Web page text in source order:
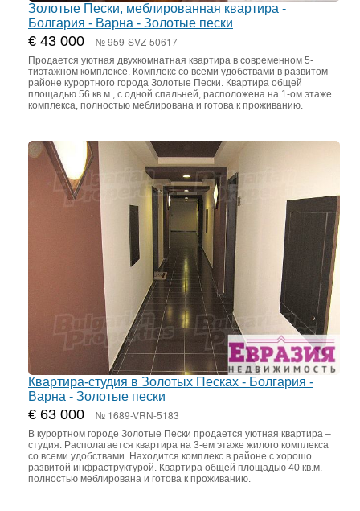
Золотые Пески, меблированная квартира -
Болгария - Варна - Золотые пески
€ 43 000 № 959-SVZ-50617
Продается уютная двухкомнатная квартира в современном 5-
тиэтажном комплексе. Комплекс со всеми удобствами в развитом
районе курортного города Золотые Пески. Квартира общей
площадью 56 кв.м., с одной спальней, расположена на 1-ом этаже
комплекса, полностью меблирована и готова к проживанию.
Квартира-студия в Золотых Песках - Болгария -
Варна - Золотые пески
€ 63 000 № 1689-VRN-5183
В курортном городе Золотые Пески продается уютная квартира –
студия. Располагается квартира на 3-ем этаже жилого комплекса
со всеми удобствами. Находится комплекс в районе с хорошо
развитой инфраструктурой. Квартира общей площадью 40 кв.м.
полностью меблирована и готова к проживанию.